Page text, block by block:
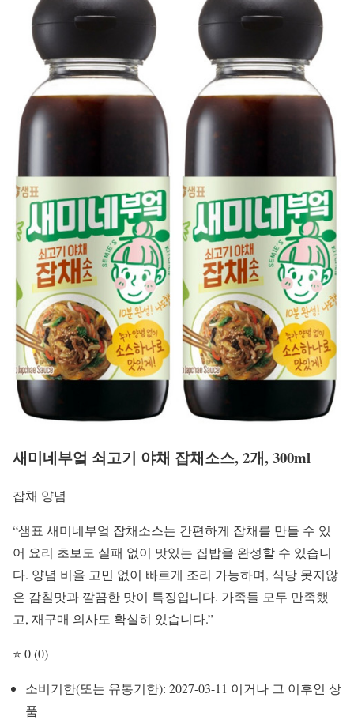
새미네부엌 쇠고기 야채 잡채소스, 2개, 300ml
잡채 양념
“샘표 새미네부엌 잡채소스는 간편하게 잡채를 만들 수 있
어 요리 초보도 실패 없이 맛있는 집밥을 완성할 수 있습니
다. 양념 비율 고민 없이 빠르게 조리 가능하며, 식당 못지않
은 감칠맛과 깔끔한 맛이 특징입니다. 가족들 모두 만족했
고, 재구매 의사도 확실히 있습니다.”
⭐ 0 (0)
소비기한(또는 유통기한): 2027-03-11 이거나 그 이후인 상
품